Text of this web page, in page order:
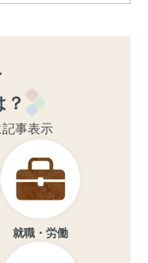
事表示
就職・労働